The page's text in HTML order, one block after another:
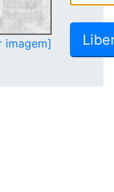
imagem]